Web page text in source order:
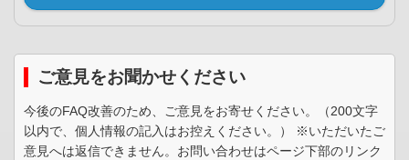
ご意見をお聞かせください
今後のFAQ改善のため、ご意見をお寄せください。（200文字
以内で、個人情報の記入はお控えください。） ※いただいたご
意見へは返信できません。お問い合わせはページ下部のリンク